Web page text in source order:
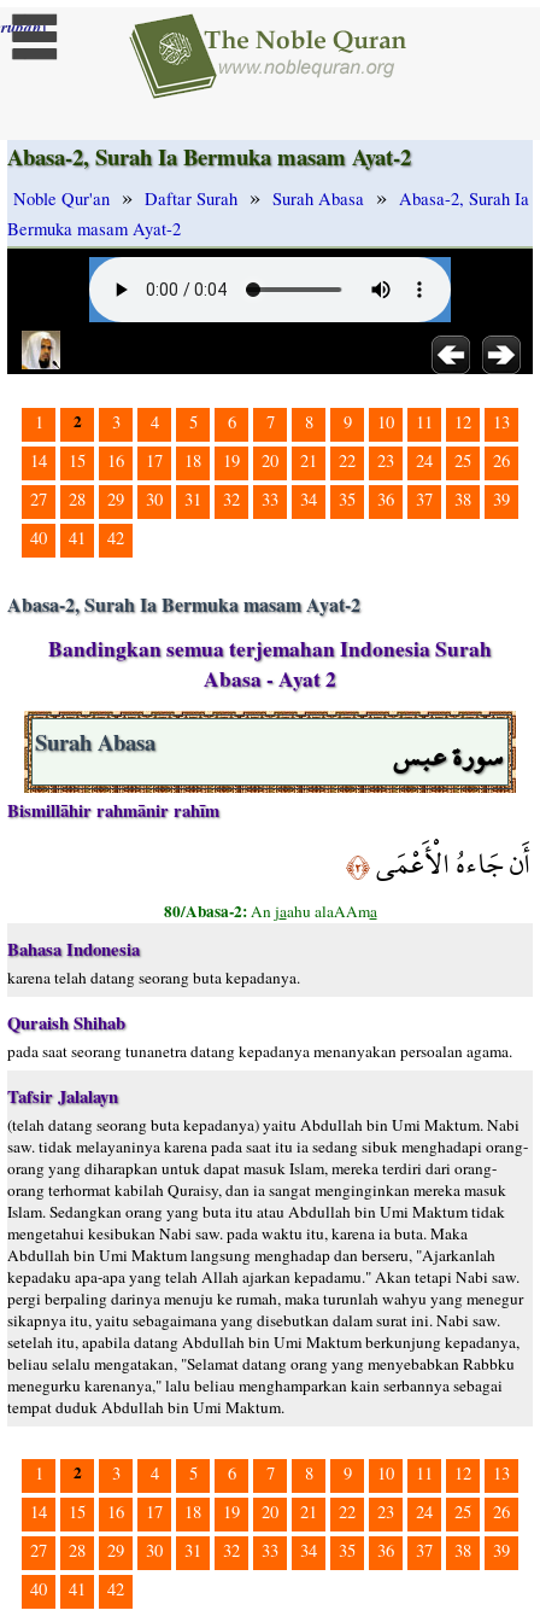
]
Abasa-2, Surah Ia Bermuka masam Ayat-2
Noble Qur'an » Daftar Surah » Surah Abasa » Abasa-2, Surah Ia
Bermuka masam Ayat-2
1 2 3 4 5 6 7 8 9 10 11 12
13
14
15 16 17 18 19 20 21 22 23 24 25
26
27
28 29 30 31 32 33 34 35 36 37 38
39
40
41 42
Abasa-2, Surah Ia Bermuka masam Ayat-2
Bandingkan semua terjemahan Indonesia Surah
Abasa - Ayat 2
سورة عبس Surah Abasa
Bismillāhir rahmānir rahīm
أَن جَاءهُ الْأَعْمَى﴿٢﴾
80/Abasa-2:An jaahu alaAAma
Bahasa Indonesia
karena telah datang seorang buta kepadanya.
Quraish Shihab
pada saat seorang tunanetra datang kepadanya menanyakan persoalan agama.
Tafsir Jalalayn
(telah datang seorang buta kepadanya) yaitu Abdullah bin Umi Maktum. Nabi
saw. tidak melayaninya karena pada saat itu ia sedang sibuk menghadapi orang-
orang yang diharapkan untuk dapat masuk Islam, mereka terdiri dari orang-
orang terhormat kabilah Quraisy, dan ia sangat menginginkan mereka masuk
Islam. Sedangkan orang yang buta itu atau Abdullah bin Umi Maktum tidak
mengetahui kesibukan Nabi saw. pada waktu itu, karena ia buta. Maka
Abdullah bin Umi Maktum langsung menghadap dan berseru, "Ajarkanlah
kepadaku apa-apa yang telah Allah ajarkan kepadamu." Akan tetapi Nabi saw.
pergi berpaling darinya menuju ke rumah, maka turunlah wahyu yang menegur
sikapnya itu, yaitu sebagaimana yang disebutkan dalam surat ini. Nabi saw.
setelah itu, apabila datang Abdullah bin Umi Maktum berkunjung kepadanya,
beliau selalu mengatakan, "Selamat datang orang yang menyebabkan Rabbku
menegurku karenanya," lalu beliau menghamparkan kain serbannya sebagai
tempat duduk Abdullah bin Umi Maktum.
1 2 3 4 5 6 7 8 9 10 11 12
13
14
15 16 17 18 19 20 21 22 23 24 25
26
27
28 29 30 31 32 33 34 35 36 37 38
39
40
41 42